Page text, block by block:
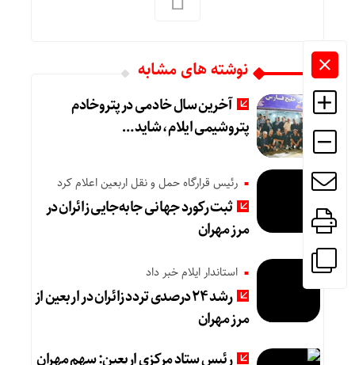
نوشته های مشابه
آخرین سال خادمی در پتروخادم
پتروشیمی ایلام، شاید …
رئیس قرارگاه حمل و نقل اربعین اعلام کرد
ثبت رکورد جهانی جابه‌جایی زائران در
مرز مهران
استاندار ایلام خبر داد
رشد ۲۴ درصدی تردد زائران در اربعین از
مرز مهران
رئیس ستاد مرکزی اربعین: سهم مهران